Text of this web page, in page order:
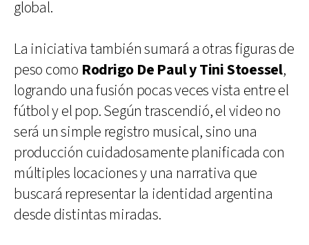
global.
La iniciativa también sumará a otras figuras de
peso como Rodrigo De Paul y Tini Stoessel,
logrando una fusión pocas veces vista entre el
fútbol y el pop. Según trascendió, el video no
será un simple registro musical, sino una
producción cuidadosamente planificada con
múltiples locaciones y una narrativa que
buscará representar la identidad argentina
desde distintas miradas.